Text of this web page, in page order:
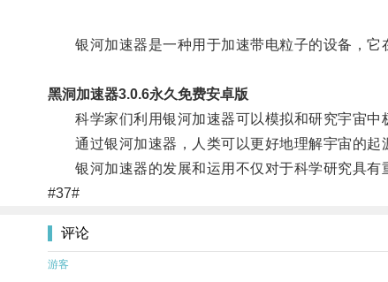
银河加速器是一种用于加速带电粒子的设备，它
黑洞加速器3.0.6永久免费安卓版
科学家们利用银河加速器可以模拟和研究宇宙中
通过银河加速器，人类可以更好地理解宇宙的起
银河加速器的发展和运用不仅对于科学研究具有
#37#
评论
游客